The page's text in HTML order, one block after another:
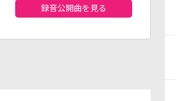
録音公開曲を見る